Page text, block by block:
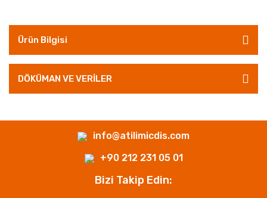
Ürün Bilgisi
DÖKÜMAN VE VERİLER
info@atilimicdis.com
+90 212 231 05 01
Bizi Takip Edin: